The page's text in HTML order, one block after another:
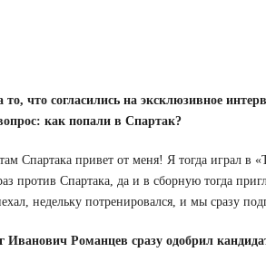
что согласились на эксклюзивное
как попали в Спартак?
Спартака привет от меня! Я тогда играл в
против Спартака, да и в сборную тогда
недельку потренировался, и мы сразу
Иванович Романцев сразу одобрил